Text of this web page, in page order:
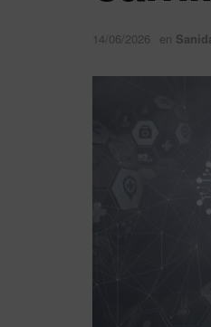
14/06/2026 en